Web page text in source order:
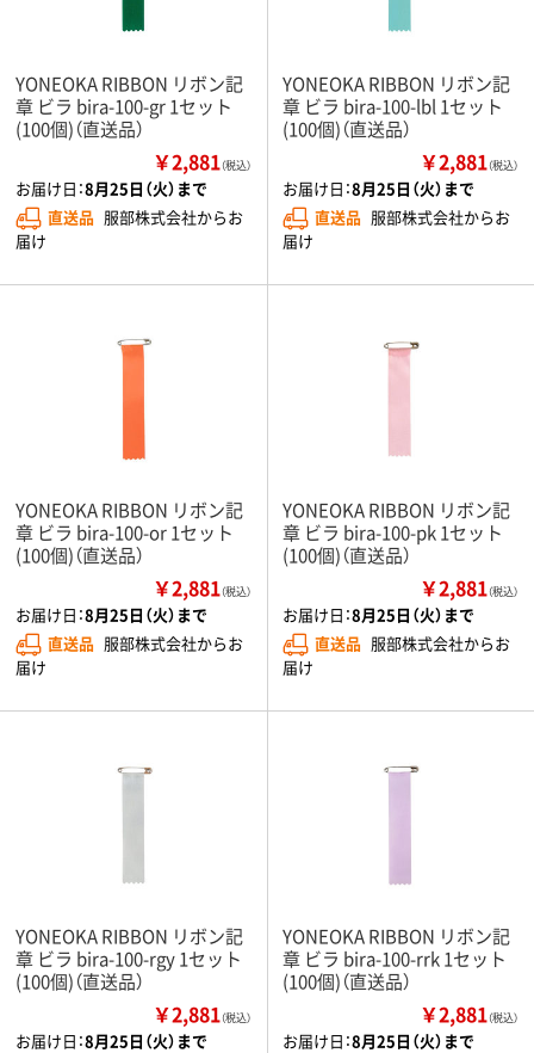
YONEOKA RIBBON リボン記
章 ビラ bira-100-gr 1セット
(100個)（直送品）
￥2,881（税込）
お届け日：8月25日（火）まで
直送品 服部株式会社からお
届け
YONEOKA RIBBON リボン記
章 ビラ bira-100-lbl 1セット
(100個)（直送品）
￥2,881（税込）
お届け日：8月25日（火）まで
直送品 服部株式会社からお
届け
YONEOKA RIBBON リボン記
章 ビラ bira-100-or 1セット
(100個)（直送品）
￥2,881（税込）
お届け日：8月25日（火）まで
直送品 服部株式会社からお
届け
YONEOKA RIBBON リボン記
章 ビラ bira-100-pk 1セット
(100個)（直送品）
￥2,881（税込）
お届け日：8月25日（火）まで
直送品 服部株式会社からお
届け
YONEOKA RIBBON リボン記
章 ビラ bira-100-rgy 1セット
(100個)（直送品）
￥2,881（税込）
お届け日：8月25日（火）まで
YONEOKA RIBBON リボン記
章 ビラ bira-100-rrk 1セット
(100個)（直送品）
￥2,881（税込）
お届け日：8月25日（火）まで